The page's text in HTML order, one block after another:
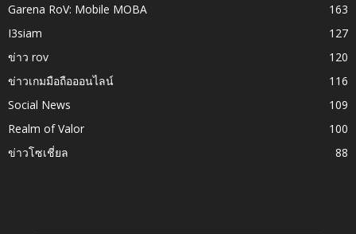
Garena RoV: Mobile MOBA
163
I3siam
127
ข่าว rov
120
ข่าวเกมมือถือออนไลน์
116
Social News
109
Realm of Valor
100
ข่าวโซเชี่ยล
88